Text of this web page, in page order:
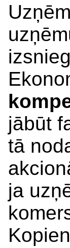
jābūt
tā
ja